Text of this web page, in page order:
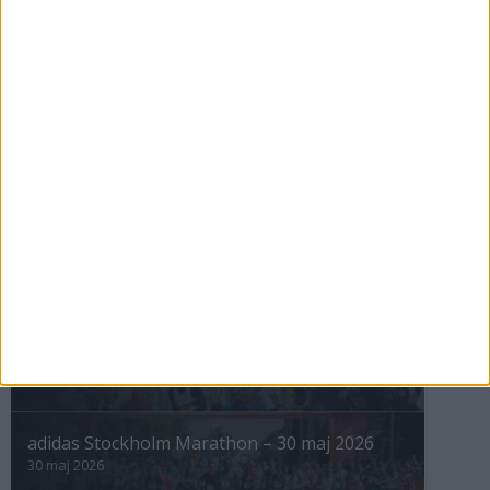
28 mar 2026
adidas Stockholm Marathon – 30 maj 2026
30 maj 2026